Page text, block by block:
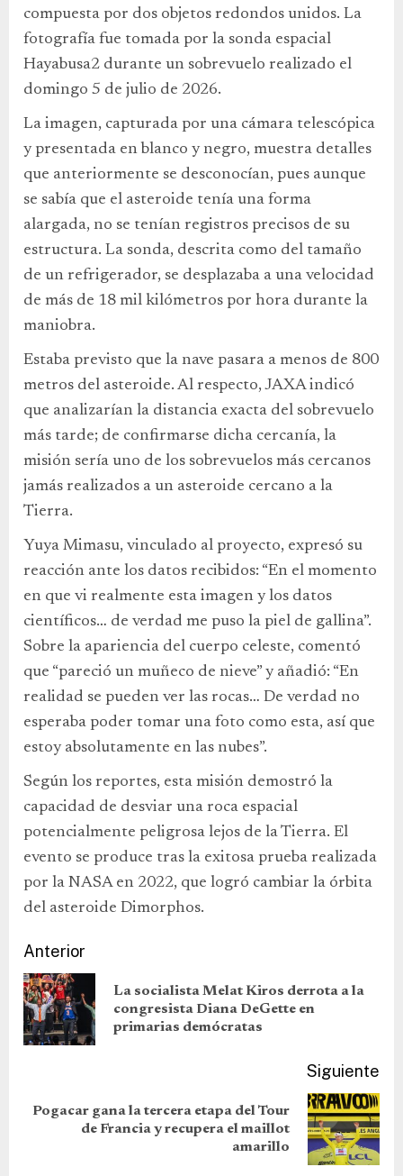
compuesta por dos objetos redondos unidos. La
fotografía fue tomada por la sonda espacial
Hayabusa2 durante un sobrevuelo realizado el
domingo 5 de julio de 2026.
La imagen, capturada por una cámara telescópica
y presentada en blanco y negro, muestra detalles
que anteriormente se desconocían, pues aunque
se sabía que el asteroide tenía una forma
alargada, no se tenían registros precisos de su
estructura. La sonda, descrita como del tamaño
de un refrigerador, se desplazaba a una velocidad
de más de 18 mil kilómetros por hora durante la
maniobra.
Estaba previsto que la nave pasara a menos de 800
metros del asteroide. Al respecto, JAXA indicó
que analizarían la distancia exacta del sobrevuelo
más tarde; de confirmarse dicha cercanía, la
misión sería uno de los sobrevuelos más cercanos
jamás realizados a un asteroide cercano a la
Tierra.
Yuya Mimasu, vinculado al proyecto, expresó su
reacción ante los datos recibidos: “En el momento
en que vi realmente esta imagen y los datos
científicos… de verdad me puso la piel de gallina”.
Sobre la apariencia del cuerpo celeste, comentó
que “pareció un muñeco de nieve” y añadió: “En
realidad se pueden ver las rocas… De verdad no
esperaba poder tomar una foto como esta, así que
estoy absolutamente en las nubes”.
Según los reportes, esta misión demostró la
capacidad de desviar una roca espacial
potencialmente peligrosa lejos de la Tierra. El
evento se produce tras la exitosa prueba realizada
por la NASA en 2022, que logró cambiar la órbita
del asteroide Dimorphos.
Anterior
La socialista Melat Kiros derrota a la
congresista Diana DeGette en
primarias demócratas
Siguiente
Pogacar gana la tercera etapa del Tour
de Francia y recupera el maillot
amarillo